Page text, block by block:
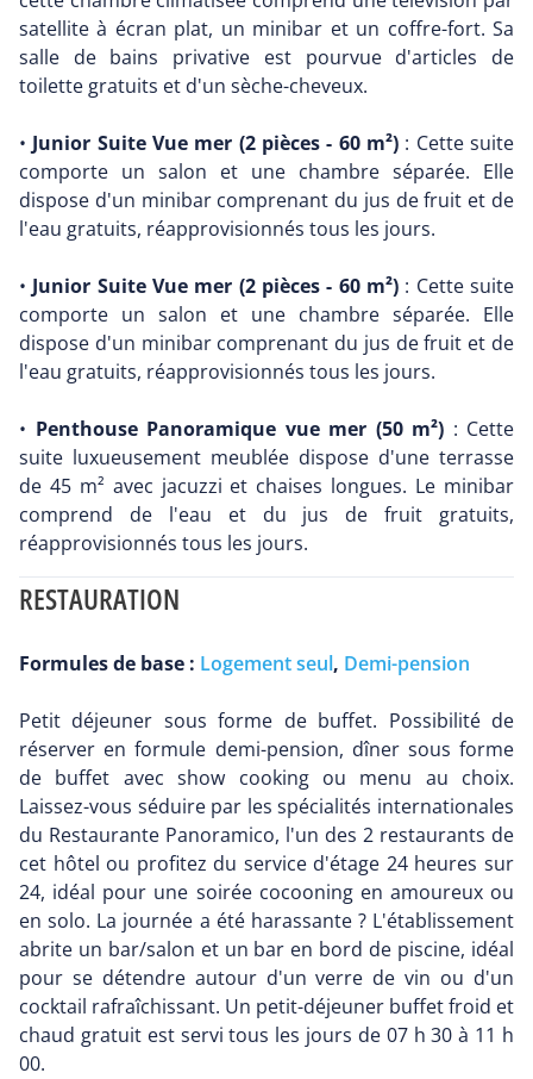
satellite à écran plat, un minibar et un coffre-fort. Sa
salle de bains privative est pourvue d'articles de
toilette gratuits et d'un sèche-cheveux.
• Junior Suite Vue mer (2 pièces - 60 m²) : Cette suite
comporte un salon et une chambre séparée. Elle
dispose d'un minibar comprenant du jus de fruit et de
l'eau gratuits, réapprovisionnés tous les jours.
• Junior Suite Vue mer (2 pièces - 60 m²) : Cette suite
comporte un salon et une chambre séparée. Elle
dispose d'un minibar comprenant du jus de fruit et de
l'eau gratuits, réapprovisionnés tous les jours.
• Penthouse Panoramique vue mer (50 m²) : Cette
suite luxueusement meublée dispose d'une terrasse
de 45 m² avec jacuzzi et chaises longues. Le minibar
comprend de l'eau et du jus de fruit gratuits,
réapprovisionnés tous les jours.
RESTAURATION
Formules de base : Logement seul, Demi-pension
Petit déjeuner sous forme de buffet. Possibilité de
réserver en formule demi-pension, dîner sous forme
de buffet avec show cooking ou menu au choix.
Laissez-vous séduire par les spécialités internationales
du Restaurante Panoramico, l'un des 2 restaurants de
cet hôtel ou profitez du service d'étage 24 heures sur
24, idéal pour une soirée cocooning en amoureux ou
en solo. La journée a été harassante ? L'établissement
abrite un bar/salon et un bar en bord de piscine, idéal
pour se détendre autour d'un verre de vin ou d'un
cocktail rafraîchissant. Un petit-déjeuner buffet froid et
chaud gratuit est servi tous les jours de 07 h 30 à 11 h
00.